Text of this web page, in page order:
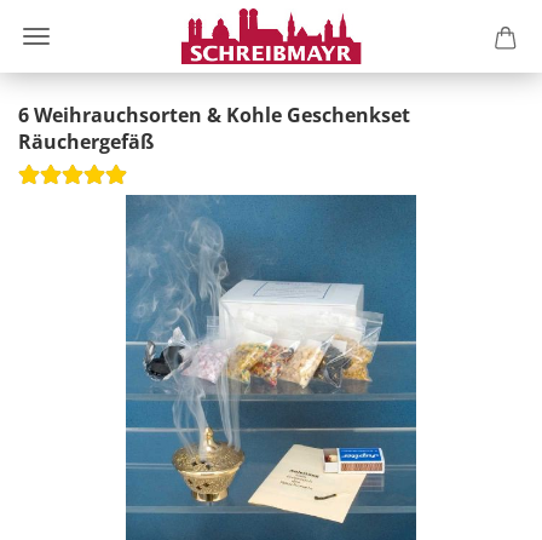
6 Weihrauchsorten & Kohle Geschenkset
Räuchergefäß